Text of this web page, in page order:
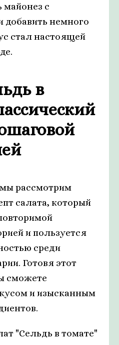
майонез с
немного
стал настоящей
в
рассмотрим
салата, который
и пользуется
среди
Готовя этот
сможете
и изысканным
"Сельдь в томате"